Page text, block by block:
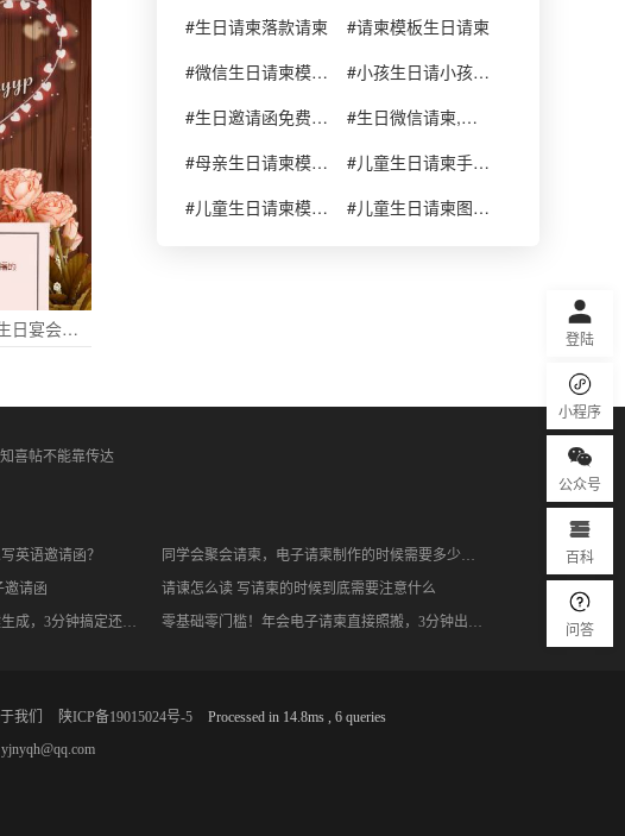
登陆
小程序
公众号
百科
问答
大人高端时尚黑金生日宴会电子请柬派对邀请
#生日请柬落款请柬
#请柬模板生日请柬
#微信生日请柬模板十六岁生日请柬怎么写
#小孩生日请小孩过生日请柬怎么写
#生日邀请函免费模板生日电子请柬
#生日微信请柬,生日请帖模板01:
#母亲生日请柬模板请柬
#儿童生日请柬手工请柬
#儿童生日请柬模板请柬
#儿童生日请柬图片请柬
喜帖不能靠传达
英语邀请函？
同学会聚会请柬，电子请柬制作的时候需要多少成本
邀请函
请谏怎么读 写请柬的时候到底需要注意什么
升学宴邀请函不用费脑！一键生成，3分钟搞定还显高级 零基础零门槛！年会电子请柬直接照搬，3分钟出片不踩坑
我们 陕ICP备19015024号-5
Processed in 14.8ms , 6 queries